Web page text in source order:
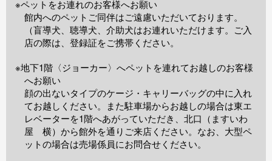
※ペットをお連れのお客様へお願い
館内へのペットご同伴はご遠慮いただいております。
（盲導犬、聴導犬、介助犬はお連れいただけます。ご入
店の際は、登録証をご携帯ください。
※地下1階〈ジョーカー〉へペットを連れてお越しのお客様
へお願い
顔の出ないタイプのケージ・キャリーバッグの中に入れ
てお越しください。また駐車場からお越しの場合は東エ
レベーターを1階へあがっていただき、北口（ますいわ
屋 横）から館外を通りご来店ください。なお、大型ペ
ットの場合は売場係員にお問合せください。